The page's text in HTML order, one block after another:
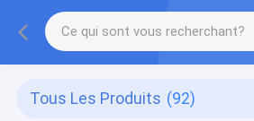
Tous Les Produits (92)